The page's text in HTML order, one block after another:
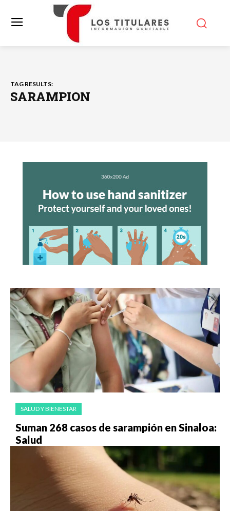
TAG RESULTS:
SARAMPION
SALUD Y BIENESTAR
Suman 268 casos de sarampión en Sinaloa:
Salud